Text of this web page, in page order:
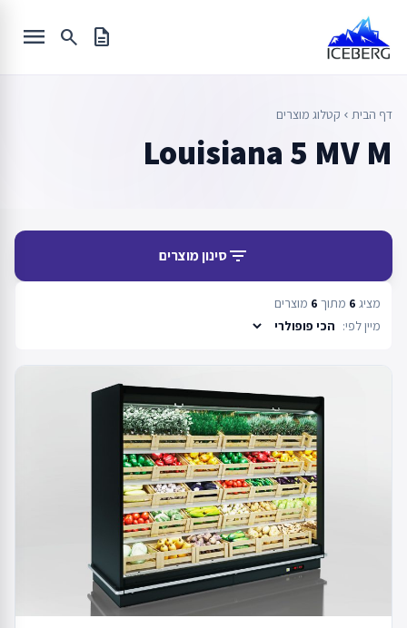
content
description
search
menu
דף הבית chevron_left קטלוג מוצרים
Louisiana 5 MV M
filter_listסינון מוצרים
מציג 6 מתוך 6 מוצרים
מיין לפי: